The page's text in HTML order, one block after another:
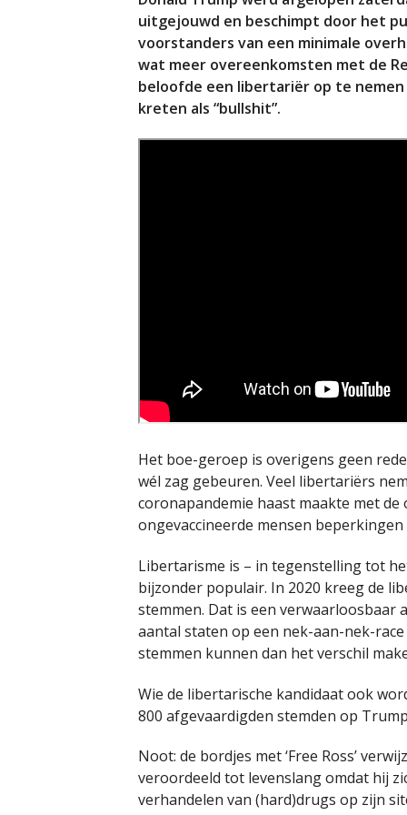
uitgejouwd en beschimpt door het
voorstanders van een minimale
wat meer overeenkomsten met de
beloofde een libertariër op te
kreten als “bullshit”.
Het boe-geroep is overigens geen
wél zag gebeuren. Veel libertariërs
coronapandemie haast maakte met
ongevaccineerde mensen beperkingen
Libertarisme is – in tegenstelling tot
bijzonder populair. In 2020 kreeg de
stemmen. Dat is een verwaarloosbaar
aantal staten op een nek-aan-nek-
stemmen kunnen dan het verschil
Wie de libertarische kandidaat ook
800 afgevaardigden stemden op
Noot: de bordjes met ‘Free Ross’
veroordeeld tot levenslang omdat hij
verhandelen van (hard)drugs op zijn